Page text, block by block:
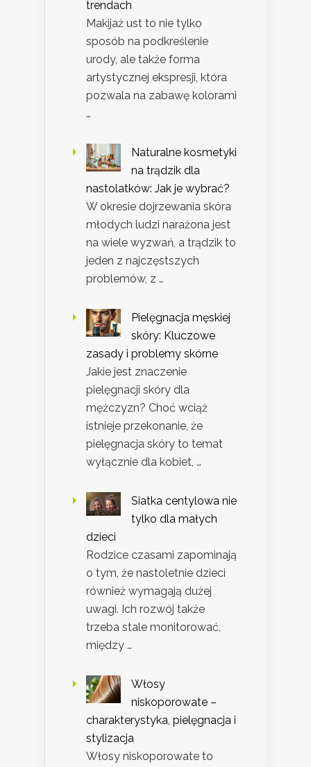
trendach
Makijaż ust to nie tylko
sposób na podkreślenie
urody, ale także forma
artystycznej ekspresji, która
pozwala na zabawę kolorami
…
Naturalne kosmetyki
na trądzik dla
nastolatków: Jak je wybrać?
W okresie dojrzewania skóra
młodych ludzi narażona jest
na wiele wyzwań, a trądzik to
jeden z najczęstszych
problemów, z …
Pielęgnacja męskiej
skóry: Kluczowe
zasady i problemy skórne
Jakie jest znaczenie
pielęgnacji skóry dla
mężczyzn? Choć wciąż
istnieje przekonanie, że
pielęgnacja skóry to temat
wyłącznie dla kobiet, …
Siatka centylowa nie
tylko dla małych
dzieci
Rodzice czasami zapominają
o tym, że nastoletnie dzieci
również wymagają dużej
uwagi. Ich rozwój także
trzeba stale monitorować,
między …
Włosy
niskoporowate –
charakterystyka, pielęgnacja i
stylizacja
Włosy niskoporowate to